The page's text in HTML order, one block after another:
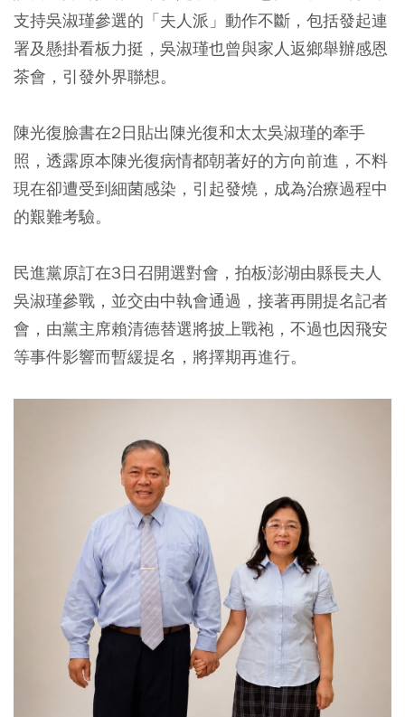
支持吳淑瑾參選的「夫人派」動作不斷，包括發起連
署及懸掛看板力挺，吳淑瑾也曾與家人返鄉舉辦感恩
茶會，引發外界聯想。
陳光復臉書在2日貼出陳光復和太太吳淑瑾的牽手
照，透露原本陳光復病情都朝著好的方向前進，不料
現在卻遭受到細菌感染，引起發燒，成為治療過程中
的艱難考驗。
民進黨原訂在3日召開選對會，拍板澎湖由縣長夫人
吳淑瑾參戰，並交由中執會通過，接著再開提名記者
會，由黨主席賴清德替選將披上戰袍，不過也因飛安
等事件影響而暫緩提名，將擇期再進行。